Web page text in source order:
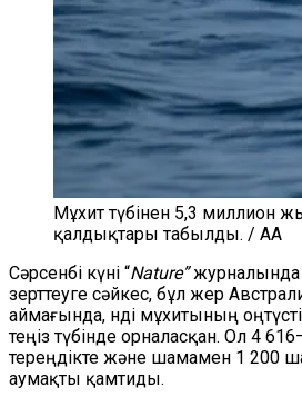
Мұхит түбінен 5,3 миллион
қалдықтары табылды. / AA
Сәрсенбі күні “Nature”журналында
зерттеуге сәйкес, бұл жер
аймағында, Үнді мұхитының
теңіз түбінде орналасқан. Ол 4
тереңдікте және шамамен 1 200
аумақты қамтиды.